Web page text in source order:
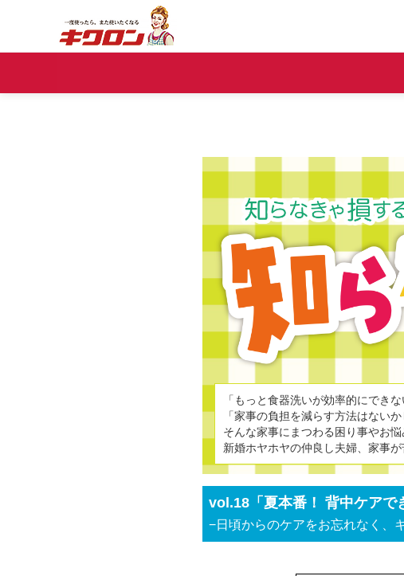
「もっと食器洗いが効率的にできな
「家事の負担を減らす方法はないか
そんな家事にまつわる困り事やお
新婚ホヤホヤの仲良し夫婦、家事
vol.18「夏本番！ 背中ケアで
−日頃からのケアをお忘れなく、